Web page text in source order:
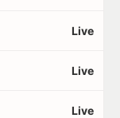
Live
Live
Live